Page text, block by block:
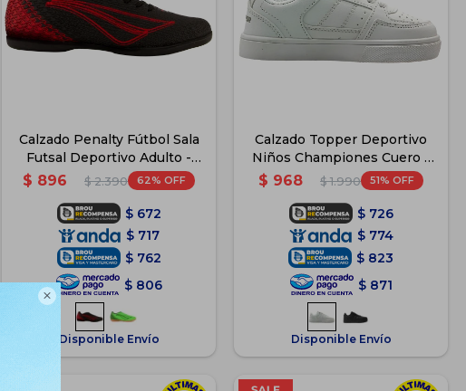

Calzado Penalty Fútbol Sala
Futsal Deportivo Adulto -
Negro
$ 896 $ 2.390 62
$ 672
$ 717
$ 762
$ 806
Disponible Envío
Calzado Topper Deportivo
Niños Championes Cuero -
Blanco
$ 968 $ 1.990 51
$ 726
$ 774
$ 823
$ 871
Disponible Envío